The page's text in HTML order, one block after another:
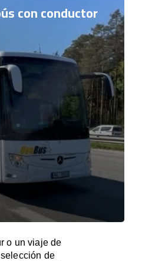
con conductor
o un viaje de
de